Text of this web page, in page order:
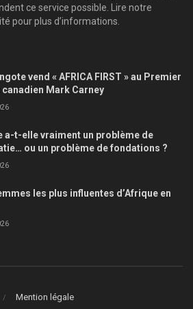
ce service possible. Lire notre
pour plus d’informations.
vend « AFRICA FIRST » au Premier
Mark Carney
a-t-elle vraiment un problème de
ou un problème de fondations ?
les plus influentes d’Afrique en
Mention légale